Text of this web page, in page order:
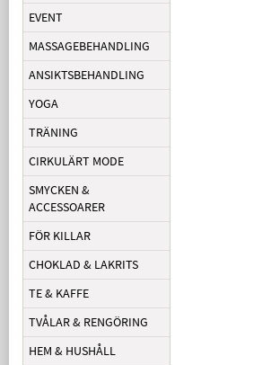
EVENT
MASSAGEBEHANDLING
ANSIKTSBEHANDLING
YOGA
TRÄNING
CIRKULÄRT MODE
SMYCKEN &
ACCESSOARER
FÖR KILLAR
CHOKLAD & LAKRITS
TE & KAFFE
TVÅLAR & RENGÖRING
HEM & HUSHÅLL